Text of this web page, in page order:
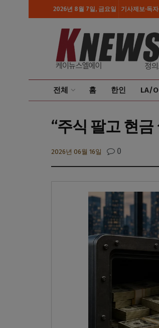
2026년 8월 7일, 금요일 기사제보·독
전체 홈 한인 LA/
“주식 팔고 현
2026년 06월 16일 0